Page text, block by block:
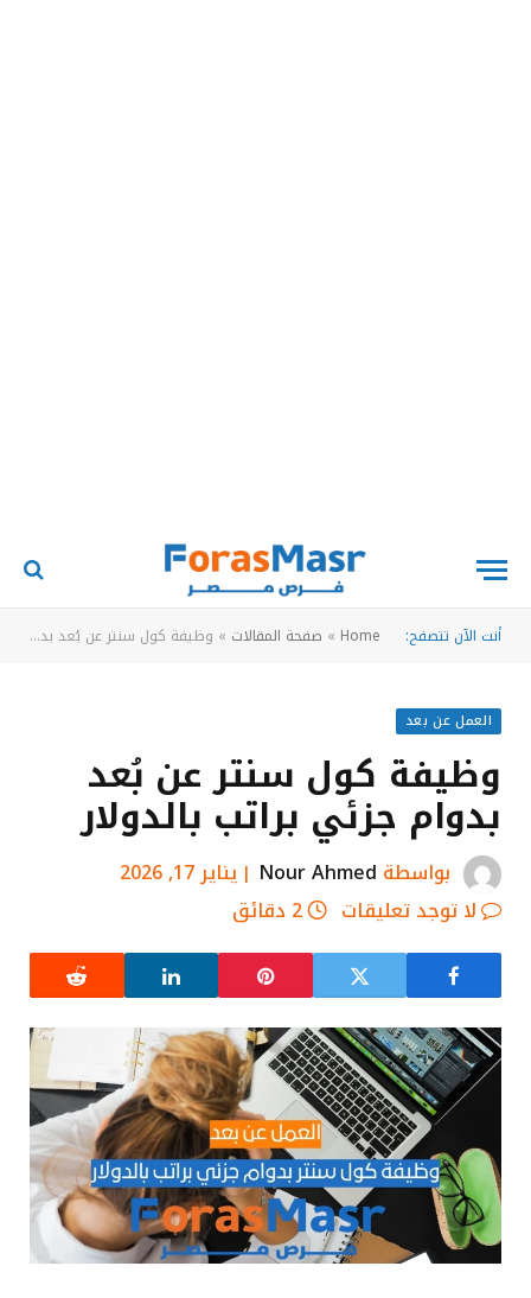
أنت الآن تتصفح: Home
» صفحة المقالات » وظيفة كول سنتر عن بُعد بدوام جزئي براتب بالدولار
العمل عن بعد
وظيفة كول سنتر عن بُعد
بدوام جزئي براتب بالدولار
بواسطة Nour Ahmed
يناير 17, 2026
لا توجد تعليقات
2 دقائق